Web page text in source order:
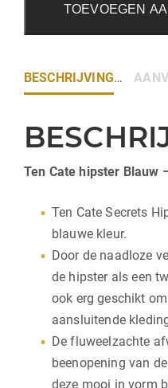
TOEVOEGEN
BESCHRIJVING
Ten Cate hipster Blauw
Ten Cate Secrets
blauwe kleur.
Door de naadloze
de hipster als een
ook erg geschikt
aansluitende
De fluweelzachte
beenopening van
deze mooi in vorm